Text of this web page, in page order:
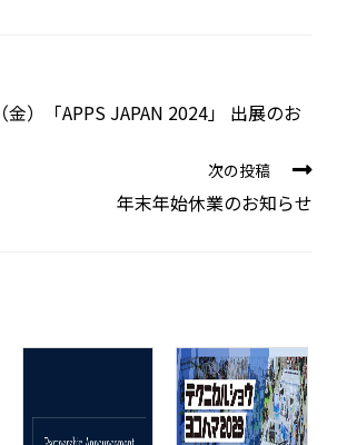
）「APPS JAPAN 2024」 出展のお
次の投稿
年末年始休業のお知らせ